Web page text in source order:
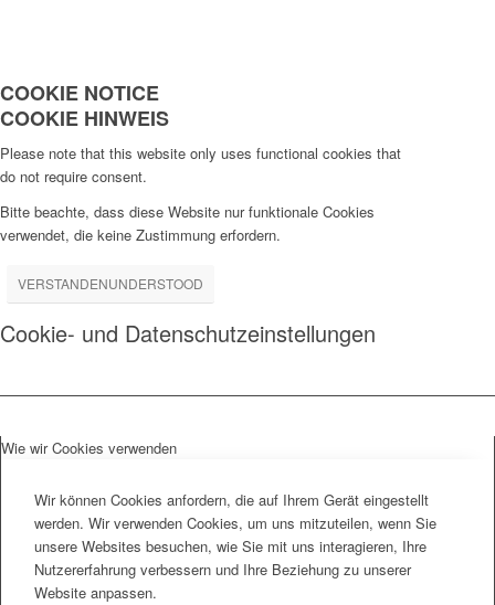
COOKIE NOTICE
COOKIE HINWEIS
Please note that this website only uses functional cookies that
do not require consent.
Bitte beachte, dass diese Website nur funktionale Cookies
verwendet, die keine Zustimmung erfordern.
VERSTANDENUNDERSTOOD
Cookie- und Datenschutzeinstellungen
Wie wir Cookies verwenden
Wir können Cookies anfordern, die auf Ihrem Gerät eingestellt
werden. Wir verwenden Cookies, um uns mitzuteilen, wenn Sie
unsere Websites besuchen, wie Sie mit uns interagieren, Ihre
Nutzererfahrung verbessern und Ihre Beziehung zu unserer
Website anpassen.